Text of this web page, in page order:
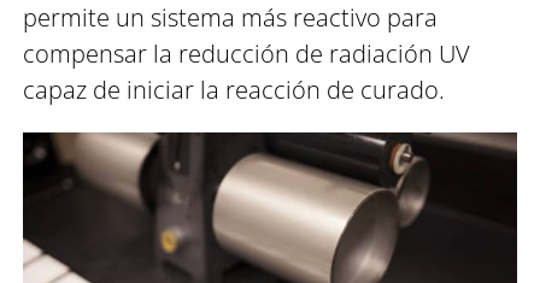
permite un sistema más reactivo para
compensar la reducción de radiación UV
capaz de iniciar la reacción de curado.